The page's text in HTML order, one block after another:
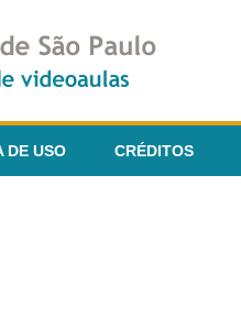
DE USO CRÉDITOS